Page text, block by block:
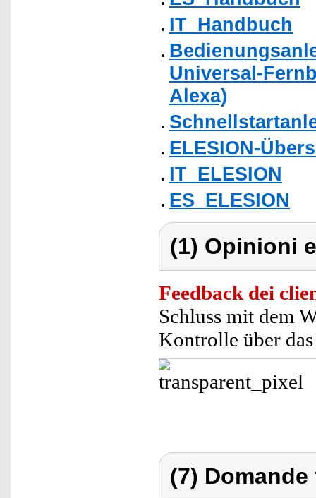
IT_Handbuch
Universal-
Alexa)
ELESION-
IT_ELESION
ES_ELESION
(1) Opinioni
Feedback dei
Schluss mit dem
Kontrolle über
(7)